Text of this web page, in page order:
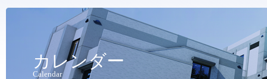
カレンダー
Calendar